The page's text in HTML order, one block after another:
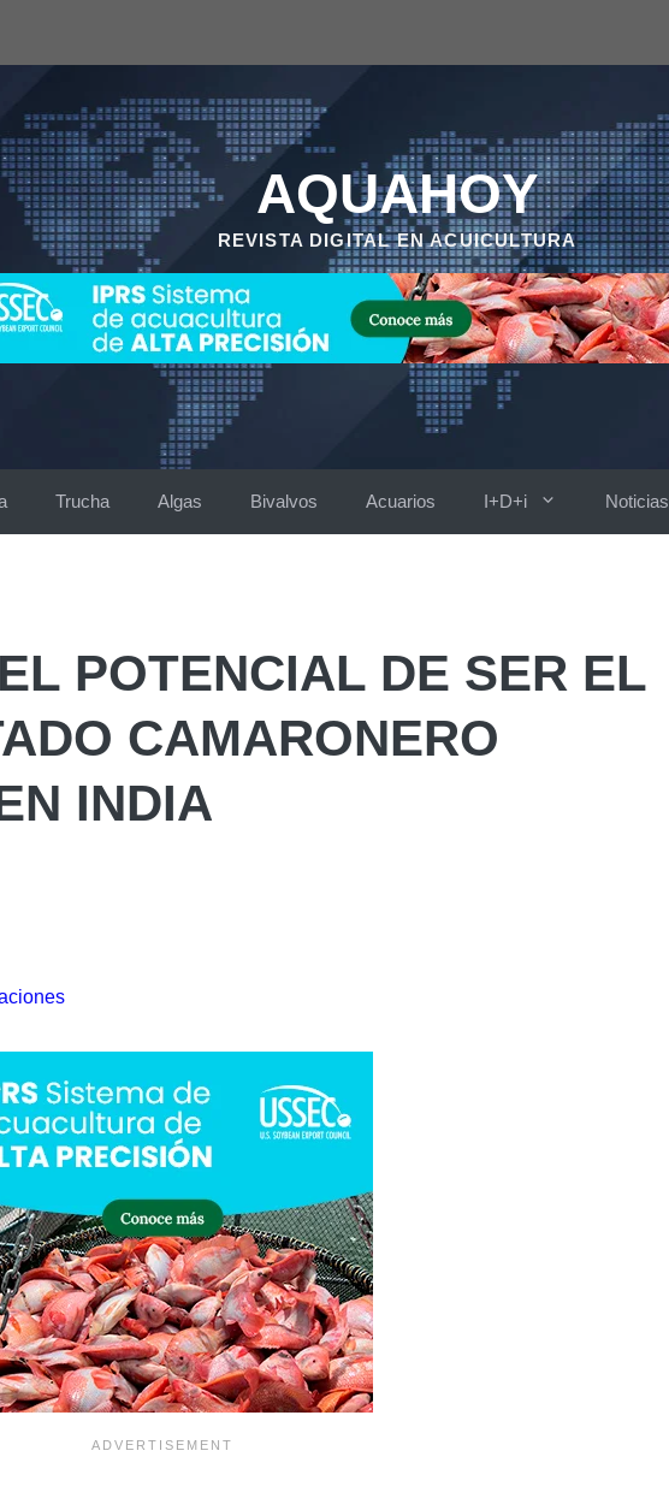
AQUAHOY
REVISTA DIGITAL EN ACUICULTURA
Trucha Algas Bivalvos Acuarios I+D+i Noticias
POTENCIAL DE SER EL
CAMARONERO
INDIA